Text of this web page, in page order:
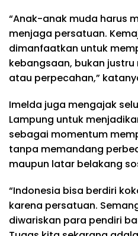
“Anak-anak muda harus
menjaga persatuan.
dimanfaatkan untuk
kebangsaan, bukan
atau perpecahan,”
Imelda juga mengajak
Lampung untuk
sebagai momentum
tanpa memandang
maupun latar belakang
“Indonesia bisa berdiri
karena persatuan.
diwariskan para pendiri